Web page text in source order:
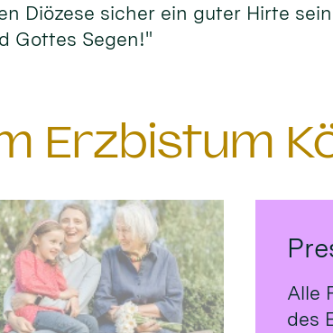
Diözese sicher ein guter Hirte
Gottes Segen!"
Erzbistum
Alle
des